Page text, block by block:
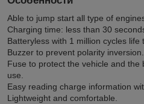
Able to jump start all type of
Charging time: less than 30
Batteryless with 1 million cycles
Buzzer to prevent polarity inversion.
Fuse to protect the vehicle and
use.
Easy reading charge information
Lightweight and comfortable.